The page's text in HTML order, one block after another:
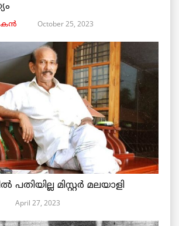
October 25, 2023
പതിയില്ല മിസ്റ്റർ മലയാളി
April 27, 2023